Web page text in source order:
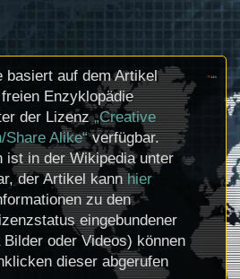
basiert auf dem Artikel
Enzyklopädie
der Lizenz„Creative
Alike“verfügbar.
ist in der Wikipedia unter
der Artikel kannhier
zu den
eingebundener
oder Videos) können
dieser abgerufen